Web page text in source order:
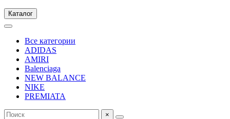
Каталог
Все категории
ADIDAS
AMIRI
Balenciaga
NEW BALANCE
NIKE
PREMIATA
×